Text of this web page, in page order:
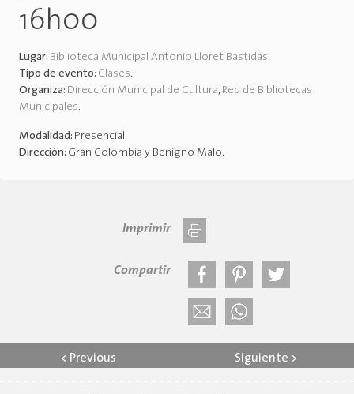
16h00
Lugar: Biblioteca Municipal Antonio Lloret Bastidas.
Tipo de evento: Clases.
Organiza: Dirección Municipal de Cultura, Red de Bibliotecas
Municipales.
Modalidad: Presencial.
Dirección: Gran Colombia y Benigno Malo.
Imprimir
Compartir
< Previous Siguiente >